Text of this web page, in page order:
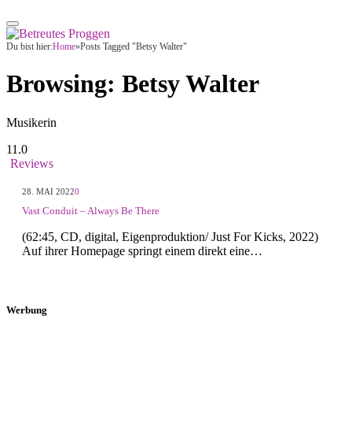
Du bist hier:Home»Posts Tagged "Betsy Walter"
Browsing: Betsy Walter
Musikerin
11.0
Reviews
28. MAI 20220
Vast Conduit – Always Be There
(62:45, CD, digital, Eigenproduktion/ Just For Kicks, 2022)
Auf ihrer Homepage springt einem direkt eine…
Werbung